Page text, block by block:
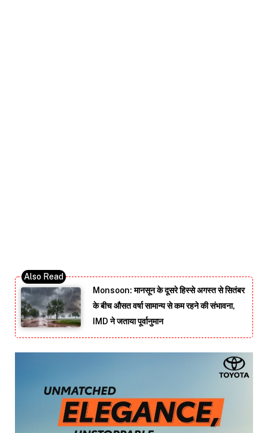
Monsoon: मानसून के दूसरे हिस्से अगस्त से सितंबर
के बीच औसत वर्षा सामान्य से कम रहने की संभावना,
IMD ने जताया पूर्वानुमान